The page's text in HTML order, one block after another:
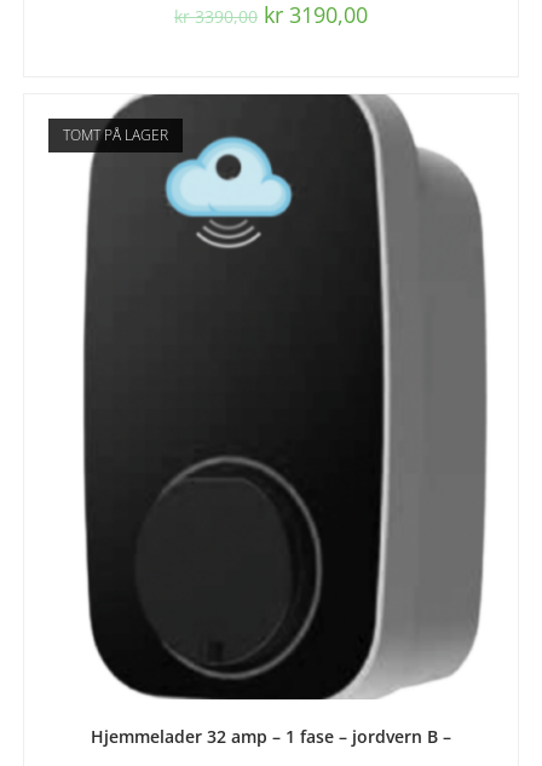
kr3390,00 kr 3190,00
TOMT PÅ LAGER
Hjemmelader 32 amp – 1 fase – jordvern B –